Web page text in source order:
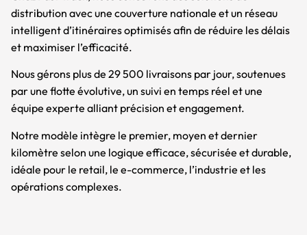
distribution avec une couverture nationale et un réseau
intelligent d’itinéraires optimisés afin de réduire les délais
et maximiser l’efficacité.
Nous gérons plus de 29 500 livraisons par jour, soutenues
par une flotte évolutive, un suivi en temps réel et une
équipe experte alliant précision et engagement.
Notre modèle intègre le premier, moyen et dernier
kilomètre selon une logique efficace, sécurisée et durable,
idéale pour le retail, le e-commerce, l’industrie et les
opérations complexes.